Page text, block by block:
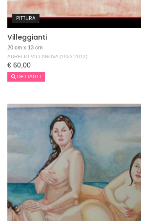
PITTURA
Villeggianti
20 cm x 13 cm
AURELIO VILLANOVA (1923-2012).
€ 60,00
DETTAGLI